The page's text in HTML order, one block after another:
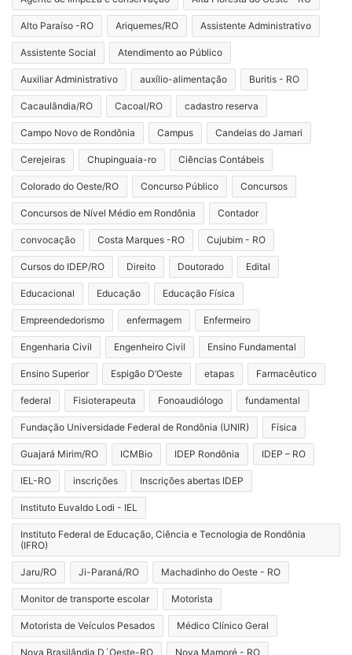
Alto Paraíso -RO Ariquemes/RO Assistente Administrativo
Assistente Social Atendimento ao Público
Auxiliar Administrativo auxílio-alimentação Buritis - RO
Cacaulândia/RO Cacoal/RO cadastro reserva
Campo Novo de Rondônia Campus Candeias do Jamari
Cerejeiras Chupinguaia-ro Ciências Contábeis
Colorado do Oeste/RO Concurso Público Concursos
Concursos de Nível Médio em Rondônia Contador
convocação Costa Marques -RO Cujubim - RO
Cursos do IDEP/RO Direito Doutorado Edital
Educacional Educação Educação Física
Empreendedorismo enfermagem Enfermeiro
Engenharia Civil Engenheiro Civil Ensino Fundamental
Ensino Superior Espigão D’Oeste etapas Farmacêutico
federal Fisioterapeuta Fonoaudiólogo fundamental
Fundação Universidade Federal de Rondônia (UNIR) Física
Guajará Mirim/RO ICMBio IDEP Rondônia IDEP – RO
IEL-RO inscrições Inscrições abertas IDEP
Instituto Euvaldo Lodi - IEL
Instituto Federal de Educação, Ciência e Tecnologia de Rondônia
(IFRO)
Jaru/RO Ji-Paraná/RO Machadinho do Oeste - RO
Monitor de transporte escolar Motorista
Motorista de Veículos Pesados Médico Clínico Geral
Nova Brasilândia D´Oeste-RO Nova Mamoré - RO